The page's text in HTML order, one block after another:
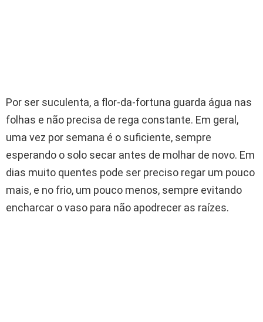
Por ser suculenta, a flor-da-fortuna guarda água nas
folhas e não precisa de rega constante. Em geral,
uma vez por semana é o suficiente, sempre
esperando o solo secar antes de molhar de novo. Em
dias muito quentes pode ser preciso regar um pouco
mais, e no frio, um pouco menos, sempre evitando
encharcar o vaso para não apodrecer as raízes.